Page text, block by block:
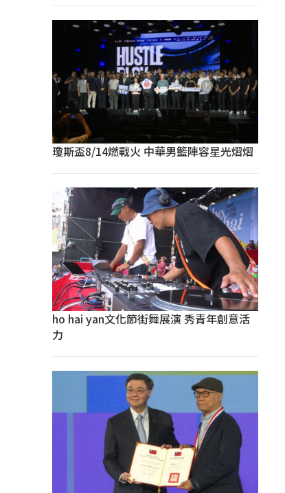
瓊斯盃8/14燃戰火 中華男籃陣容星光熠熠
ho hai yan文化節街舞展演 秀青年創意活
力